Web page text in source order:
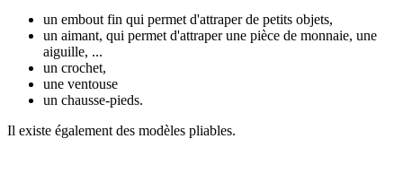
un embout fin qui permet d'attraper de petits objets,
un aimant, qui permet d'attraper une pièce de monnaie, une
aiguille, ...
un crochet,
une ventouse
un chausse-pieds.
Il existe également des modèles pliables.